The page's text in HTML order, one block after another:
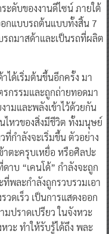
ะดับของงานดีไซน์ ภายใต้
อกแบบรถต้นแบบทั้งสิ้น 7
ถมาสด้าและเป็นรถที่ผลิต
ได้เริ่มต้นขึ้นอีกครั้ง มา
กรรมและถูกถ่ายทอดมา
มและพลังเข้าไว้ด้วยกัน
ไหวของสิ่งมีชีวิต ทั้งมนุษย์
ที่กำลังจะเริ่มขึ้น ตัวอย่าง
าตะครุบเหยื่อ หรือศิลปะ
าบ “เคนโด้” กำลังจะถูก
พละกำลังถูกรวบรวมเอา
วดเร็ว เป็นการแสดงออก
ปราดเปรียว ในจังหวะ
วะ ทำให้รับรู้ได้ถึง พละ